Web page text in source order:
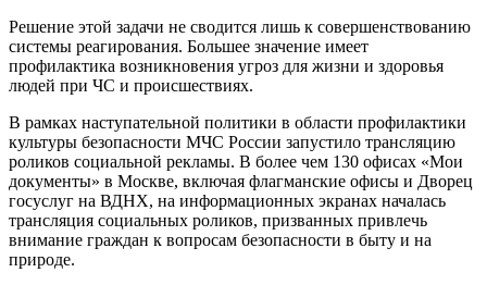
Решение этой задачи не сводится лишь к совершенствованию
системы реагирования. Большее значение имеет
профилактика возникновения угроз для жизни и здоровья
людей при ЧС и происшествиях.
В рамках наступательной политики в области профилактики
культуры безопасности МЧС России запустило трансляцию
роликов социальной рекламы. В более чем 130 офисах «Мои
документы» в Москве, включая флагманские офисы и Дворец
госуслуг на ВДНХ, на информационных экранах началась
трансляция социальных роликов, призванных привлечь
внимание граждан к вопросам безопасности в быту и на
природе.